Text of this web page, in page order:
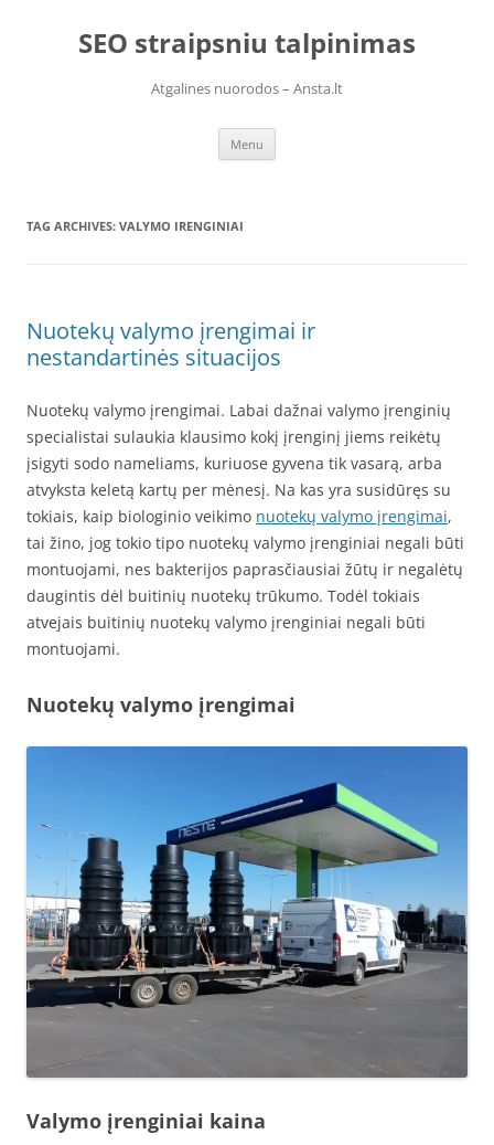
contentSEO straipsniu talpinimas
Atgalines nuorodos – Ansta.lt
Menu
TAG ARCHIVES: VALYMO IRENGINIAI
Nuotekų valymo įrengimai ir
nestandartinės situacijos
Nuotekų valymo įrengimai. Labai dažnai valymo įrenginių
specialistai sulaukia klausimo kokį įrenginį jiems reikėtų
įsigyti sodo nameliams, kuriuose gyvena tik vasarą, arba
atvyksta keletą kartų per mėnesį. Na kas yra susidūręs su
tokiais, kaip biologinio veikimo nuotekų valymo įrengimai,
tai žino, jog tokio tipo nuotekų valymo įrenginiai negali būti
montuojami, nes bakterijos paprasčiausiai žūtų ir negalėtų
daugintis dėl buitinių nuotekų trūkumo. Todėl tokiais
atvejais buitinių nuotekų valymo įrenginiai negali būti
montuojami.
Nuotekų valymo įrengimai
Valymo įrenginiai kaina